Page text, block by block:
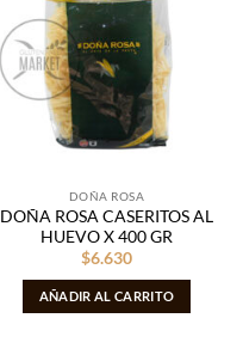
DOÑA ROSA
DOÑA ROSA CASERITOS AL
HUEVO X 400 GR
$6.630
AÑADIR AL CARRITO